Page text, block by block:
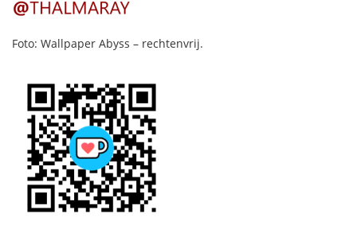
Foto: Wallpaper Abyss – rechtenvrij.